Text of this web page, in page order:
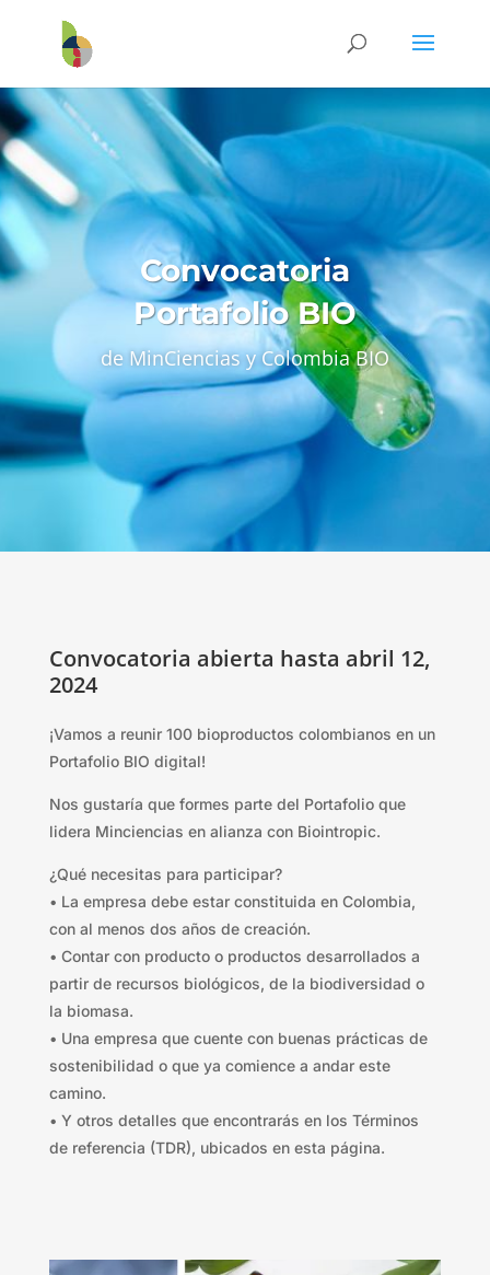
Convocatoria
Portafolio BIO
de MinCiencias y Colombia BIO
Convocatoria abierta hasta abril 12,
2024
¡Vamos a reunir 100 bioproductos colombianos en un
Portafolio BIO digital!
Nos gustaría que formes parte del Portafolio que
lidera Minciencias en alianza con Biointropic.
¿Qué necesitas para participar?
• La empresa debe estar constituida en Colombia,
con al menos dos años de creación.
• Contar con producto o productos desarrollados a
partir de recursos biológicos, de la biodiversidad o
la biomasa.
• Una empresa que cuente con buenas prácticas de
sostenibilidad o que ya comience a andar este
camino.
• Y otros detalles que encontrarás en los Términos
de referencia (TDR), ubicados en esta página.